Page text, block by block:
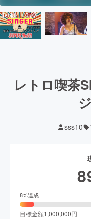
レトロ喫茶
sss10
8%達成
目標金額1,000,000円